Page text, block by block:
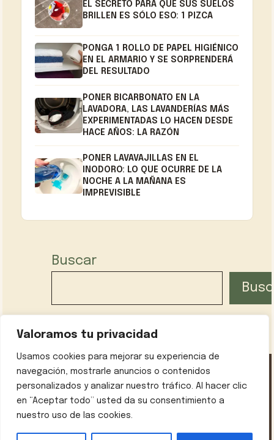
Valoramos tu privacidad
Usamos cookies para mejorar su experiencia de
navegación, mostrarle anuncios o contenidos
personalizados y analizar nuestro tráfico. Al hacer clic
en “Aceptar todo” usted da su consentimiento a
nuestro uso de las cookies.
EL SECRETO PARA QUE SUS SUELOS
BRILLEN ES SÓLO ESO: 1 PIZCA
PONGA 1 ROLLO DE PAPEL HIGIÉNICO
EN EL ARMARIO Y SE SORPRENDERÁ
DEL RESULTADO
PONER BICARBONATO EN LA
LAVADORA, LAS LAVANDERÍAS MÁS
EXPERIMENTADAS LO HACEN DESDE
HACE AÑOS: LA RAZÓN
PONER LAVAVAJILLAS EN EL
INODORO: LO QUE OCURRE DE LA
NOCHE A LA MAÑANA ES
IMPREVISIBLE
Buscar
Política de privacidad Contáctanos Sobre mí
Aviso legal